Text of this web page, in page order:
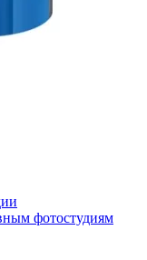
фотостудиям